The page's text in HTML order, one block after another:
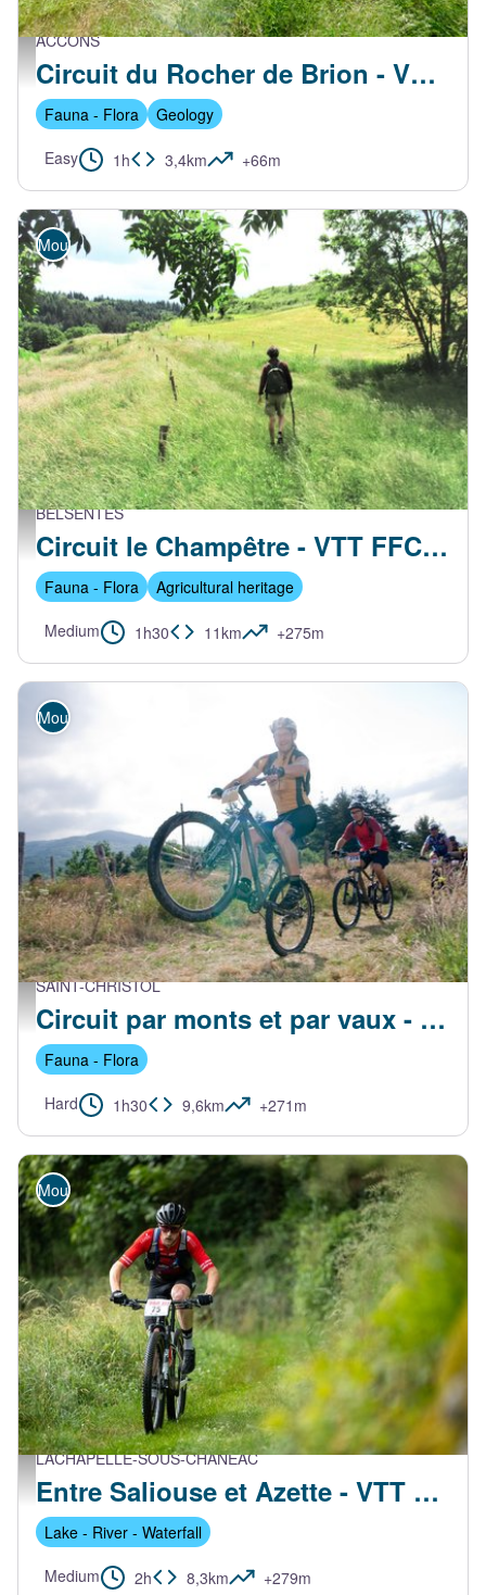
ACCONS
Circuit du Rocher de Brion - VTT FFC N°7 Vert
Fauna - Flora
Geology
Easy
1h 3,4km +66m
Mountain Bike
BELSENTES
Circuit le Champêtre - VTT FFC N°22 Bleu
Fauna - Flora
Agricultural heritage
Medium
1h30 11km +275m
Mountain Bike
SAINT-CHRISTOL
Circuit par monts et par vaux - VTT FFC N°18 Rouge
Fauna - Flora
Hard
1h30 9,6km +271m
Mountain Bike
LACHAPELLE-SOUS-CHANEAC
Entre Saliouse et Azette - VTT FFC N°35 Bleu
Lake - River - Waterfall
Medium
2h 8,3km +279m